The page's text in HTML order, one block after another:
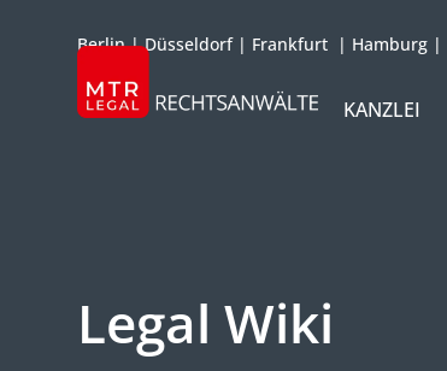
Berlin|Düsseldorf| Frankfurt | Hamburg |
KANZLEI
Legal Wiki